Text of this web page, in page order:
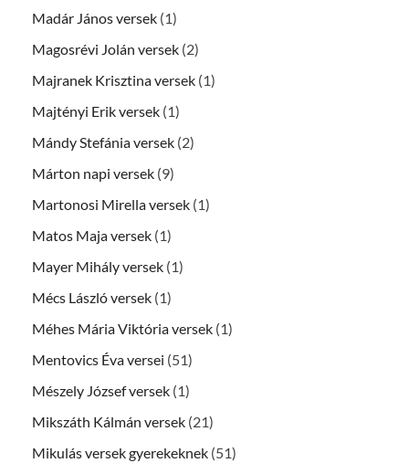
Madár János versek (1)
Magosrévi Jolán versek (2)
Majranek Krisztina versek (1)
Majtényi Erik versek (1)
Mándy Stefánia versek (2)
Márton napi versek (9)
Martonosi Mirella versek (1)
Matos Maja versek (1)
Mayer Mihály versek (1)
Mécs László versek (1)
Méhes Mária Viktória versek (1)
Mentovics Éva versei (51)
Mészely József versek (1)
Mikszáth Kálmán versek (21)
Mikulás versek gyerekeknek (51)